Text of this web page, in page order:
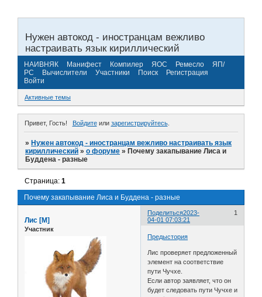
Нужен автокод - иностранцам вежливо
настраивать язык кириллический
НАИВНЯК Манифест Компилер ЯОС Ремесло
ЯП/
РС
Вычислители Участники Поиск
Регистрация
Войти
Активные темы
Привет, Гость! Войдитеили зарегистрируйтесь.
»Нужен автокод - иностранцам вежливо настраивать язык
кириллический »о форуме »Почему закапывание Лиса и
Буддена - разные
Почему закапывание Лиса и Буддена - разные
Страница:1
Поделиться 1
2023-
04-01 07:03:21
Лис [М]
Участник
Предыстория
Лис проверяет предложенный
элемент на соответствие
пути Чучхе.
Если автор заявляет, что он
будет следовать пути Чучхе и